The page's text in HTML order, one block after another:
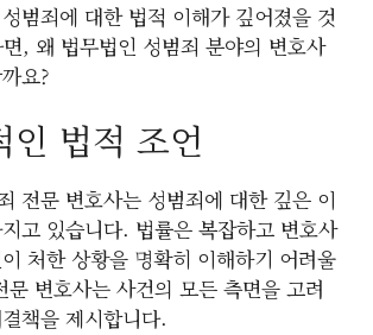
범죄에 대한 법적 이해가 깊어졌을 것
, 왜 법무법인 성범죄 분야의 변호사
요?
인 법적 조언
전문 변호사는 성범죄에 대한 깊은 이
고 있습니다. 법률은 복잡하고 변호사
처한 상황을 명확히 이해하기 어려울
변호사는 사건의 모든 측면을 고려
책을 제시합니다.